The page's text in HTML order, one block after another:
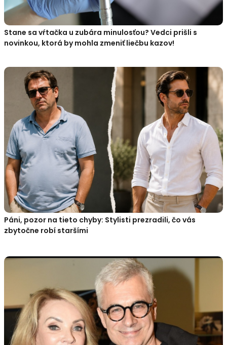
Stane sa vŕtačka u zubára minulosťou? Vedci prišli s
novinkou, ktorá by mohla zmeniť liečbu kazov!
Páni, pozor na tieto chyby: Stylisti prezradili, čo vás
zbytočne robí staršími